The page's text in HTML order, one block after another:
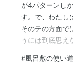
が4パターンし
す。で、わたし
そのテの方面で
うには到底思え
ールペンを使っ
#風呂敷の使い道